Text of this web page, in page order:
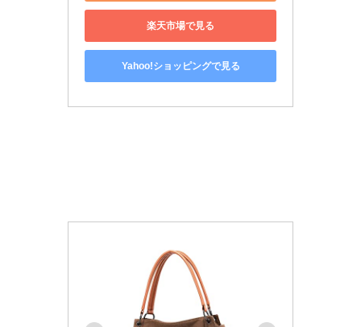
楽天市場で見る
Yahoo!ショッピングで見る